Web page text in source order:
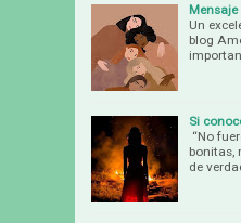
Un
blog
Si
“No
bonitas,
de